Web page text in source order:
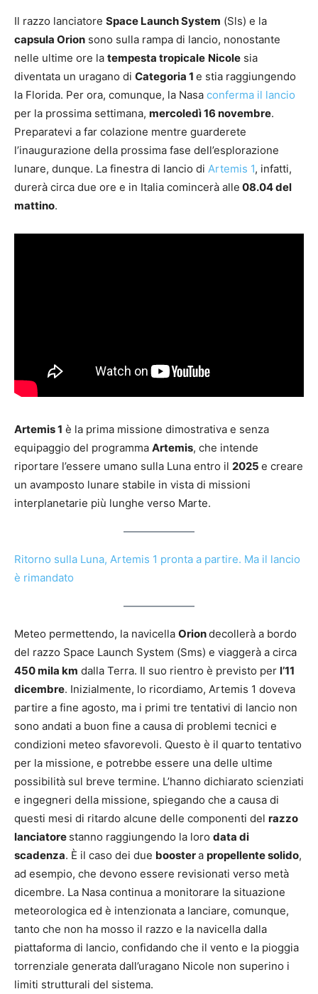
Il razzo lanciatore Space Launch System (Sls) e la
capsula Orion sono sulla rampa di lancio, nonostante
nelle ultime ore la tempesta tropicale Nicole sia
diventata un uragano di Categoria 1 e stia raggiungendo
la Florida. Per ora, comunque, la Nasa conferma il lancio
per la prossima settimana, mercoledì 16 novembre.
Preparatevi a far colazione mentre guarderete
l’inaugurazione della prossima fase dell’esplorazione
lunare, dunque. La finestra di lancio di Artemis 1, infatti,
durerà circa due ore e in Italia comincerà alle 08.04 del
mattino.
Artemis 1 è la prima missione dimostrativa e senza
equipaggio del programma Artemis, che intende
riportare l’essere umano sulla Luna entro il 2025 e creare
un avamposto lunare stabile in vista di missioni
interplanetarie più lunghe verso Marte.
Ritorno sulla Luna, Artemis 1 pronta a partire. Ma il lancio
è rimandato
Meteo permettendo, la navicella Oriondecollerà a bordo
del razzo Space Launch System (Sms) e viaggerà a circa
450 mila km dalla Terra. Il suo rientro è previsto per l’11
dicembre. Inizialmente, lo ricordiamo, Artemis 1 doveva
partire a fine agosto, ma i primi tre tentativi di lancio non
sono andati a buon fine a causa di problemi tecnici e
condizioni meteo sfavorevoli. Questo è il quarto tentativo
per la missione, e potrebbe essere una delle ultime
possibilità sul breve termine. L’hanno dichiarato scienziati
e ingegneri della missione, spiegando che a causa di
questi mesi di ritardo alcune delle componenti del razzo
lanciatore stanno raggiungendo la loro data di
scadenza. È il caso dei due boostera propellente solido,
ad esempio, che devono essere revisionati verso metà
dicembre. La Nasa continua a monitorare la situazione
meteorologica ed è intenzionata a lanciare, comunque,
tanto che non ha mosso il razzo e la navicella dalla
piattaforma di lancio, confidando che il vento e la pioggia
torrenziale generata dall’uragano Nicole non superino i
limiti strutturali del sistema.